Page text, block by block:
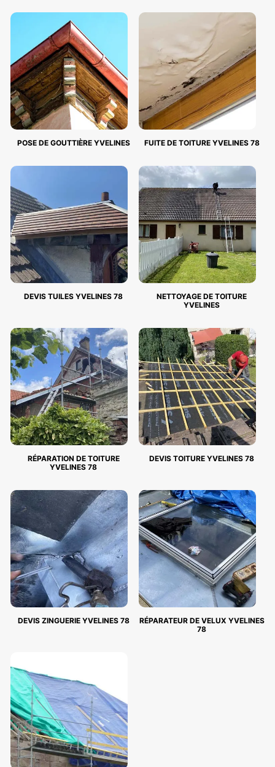
POSE DE GOUTTIÈRE YVELINES FUITE DE TOITURE YVELINES 78
DEVIS TUILES YVELINES 78
NETTOYAGE DE TOITURE
YVELINES
RÉPARATION DE TOITURE
YVELINES 78
DEVIS TOITURE YVELINES 78
DEVIS ZINGUERIE YVELINES 78
RÉPARATEUR DE VELUX YVELINES
78